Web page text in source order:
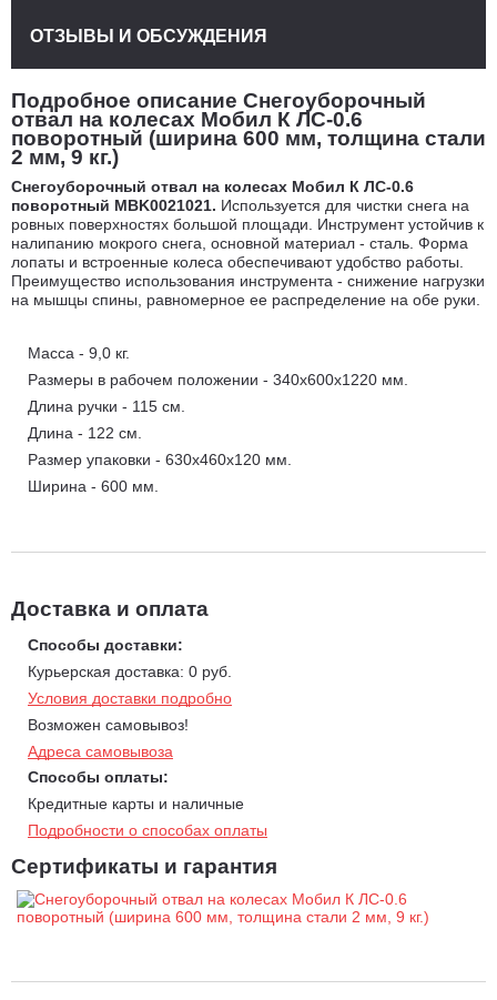
Подробное описание Снегоуборочный
отвал на колесах Мобил К ЛС-0.6
поворотный (ширина 600 мм, толщина стали
2 мм, 9 кг.)
Снегоуборочный отвал на колесах Мобил К ЛС-0.6
поворотный MBK0021021. Используется для чистки снега на
ровных поверхностях большой площади. Инструмент устойчив к
налипанию мокрого снега, основной материал - сталь. Форма
лопаты и встроенные колеса обеспечивают удобство работы.
Преимущество использования инструмента - снижение нагрузки
на мышцы спины, равномерное ее распределение на обе руки.
Масса - 9,0 кг.
Размеры в рабочем положении - 340х600х1220 мм.
Длина ручки - 115 см.
Длина - 122 см.
Размер упаковки - 630х460х120 мм.
Ширина - 600 мм.
Доставка и оплата
Способы доставки:
Курьерская доставка: 0 руб.
Условия доставки подробно
Возможен самовывоз!
Адреса самовывоза
Способы оплаты:
Кредитные карты и наличные
Подробности о способах оплаты
Сертификаты и гарантия
ОТЗЫВЫ И ОБСУЖДЕНИЯ